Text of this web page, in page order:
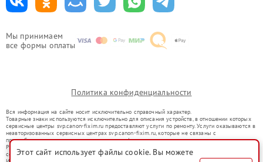
Мы принимаем
все формы оплаты
Политика конфиденциальности
Вся информация на сайте носит исключительно справочный характер.
Товарные знаки используются исключительно для описания устройств, в отношении которых
сервисные центры svp.canon-fixim.ru предоставляют услуги по ремонту. Услуги оказываются в
неавторизованных сервисных центрах svp.canon-fixim.ru, которые не связаны с
правообладателями товарных знаков или их официальными представителями.
Ремонт осуществляется для устройств, уже введенных в гражданский оборот в соответствии
со статьей 1487 ГК РФ.
Этот сайт использует файлы cookie. Вы можете